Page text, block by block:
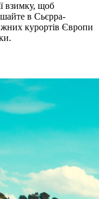
взимку, щоб
в Сьєрра-
курортів Європи